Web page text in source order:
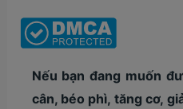
Nếu bạn đang muốn
cân, béo phì, tăng cơ,